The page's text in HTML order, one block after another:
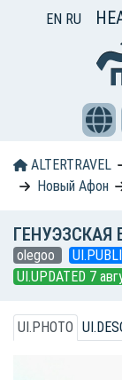
EN RU
ALTERTRAVEL
Новый Афон
ГЕНУЭЗСКАЯ
olegoo
UI.UPDATED 7
UI.PHOTO